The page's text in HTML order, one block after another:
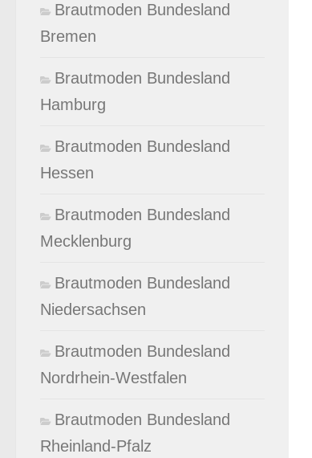
Brautmoden Bundesland
Bremen
Brautmoden Bundesland
Hamburg
Brautmoden Bundesland
Hessen
Brautmoden Bundesland
Mecklenburg
Brautmoden Bundesland
Niedersachsen
Brautmoden Bundesland
Nordrhein-Westfalen
Brautmoden Bundesland
Rheinland-Pfalz